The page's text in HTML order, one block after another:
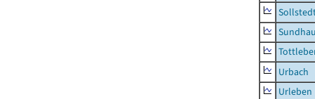
Urbach
Urleben